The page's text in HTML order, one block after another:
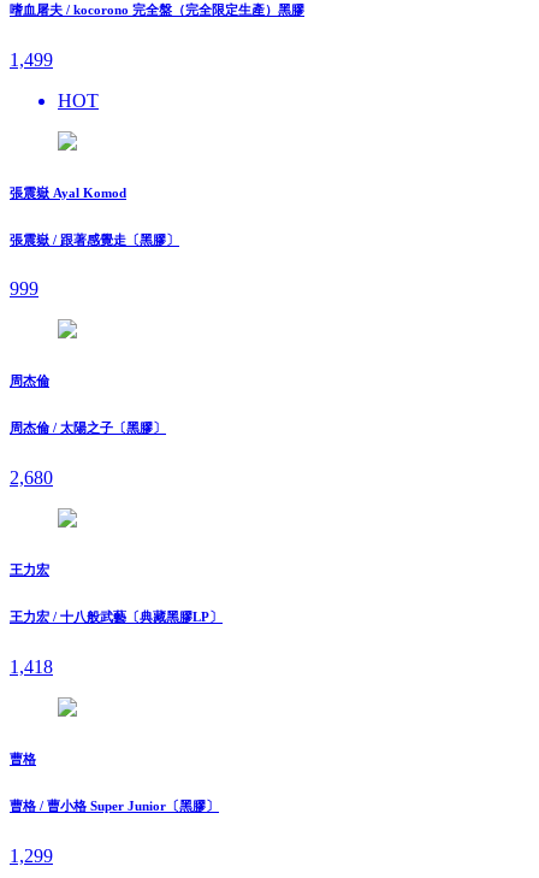
嗜血屠夫 / kocorono 完全盤（完全限定生產）黑膠
1,499
HOT
張震嶽 Ayal Komod
張震嶽 / 跟著感覺走〔黑膠〕
999
周杰倫
周杰倫 / 太陽之子〔黑膠〕
2,680
王力宏
王力宏 / 十八般武藝〔典藏黑膠LP〕
1,418
曹格
曹格 / 曹小格 Super Junior〔黑膠〕
1,299